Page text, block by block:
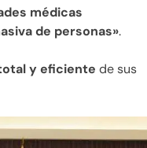
médicas
de personas».
y eficiente de sus